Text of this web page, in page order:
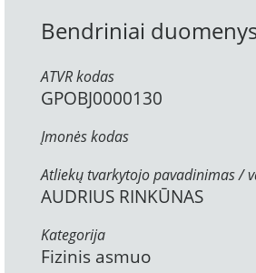
Bendriniai
ATVR kodas
GPOBJ0000130
Įmonės kodas
Atliekų tvarkytojo pavadinimas /
AUDRIUS RINKŪNAS
Kategorija
Fizinis asmuo